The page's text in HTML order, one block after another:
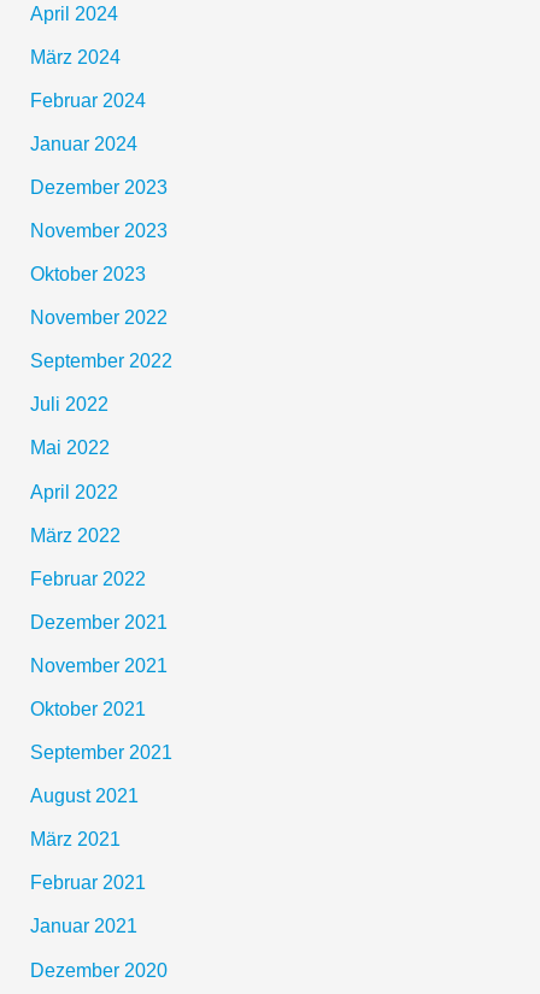
April 2024
März 2024
Februar 2024
Januar 2024
Dezember 2023
November 2023
Oktober 2023
November 2022
September 2022
Juli 2022
Mai 2022
April 2022
März 2022
Februar 2022
Dezember 2021
November 2021
Oktober 2021
September 2021
August 2021
März 2021
Februar 2021
Januar 2021
Dezember 2020